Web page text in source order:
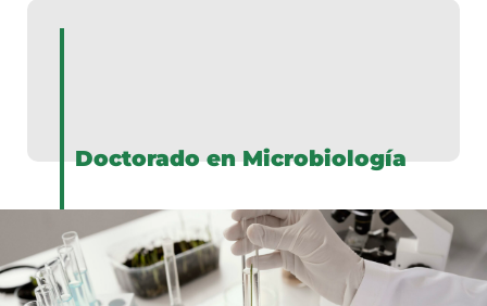
Doctorado en Microbiología